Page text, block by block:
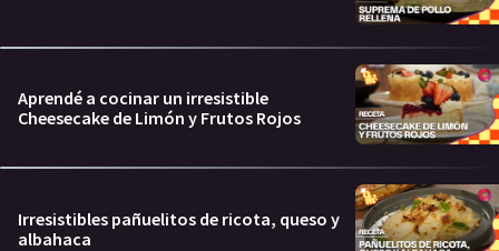
Aprendé a cocinar un irresistible
Cheesecake de Limón y Frutos Rojos
Irresistibles pañuelitos de ricota, queso y
albahaca